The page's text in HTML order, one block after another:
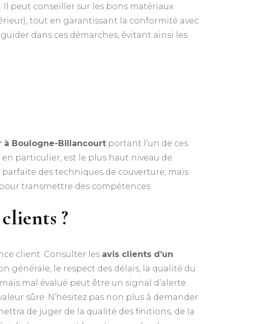
Il peut conseiller sur les bons matériaux
tout en garantissant la conformité avec
dans ces démarches, évitant ainsi les
à Boulogne-Billancourt portant l’un de ces
particulier, est le plus haut niveau de
des techniques de couverture, mais
transmettre des compétences.
?
client. Consulter les avis clients d’un
générale, le respect des délais, la qualité du
mal évalué peut être un signal d’alerte.
sûre. N’hésitez pas non plus à demander
de juger de la qualité des finitions, de la